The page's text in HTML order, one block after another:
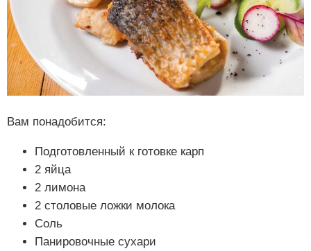
Вам понадобится:
Подготовленный к готовке карп
2 яйца
2 лимона
2 столовые ложки молока
Соль
Панировочные сухари